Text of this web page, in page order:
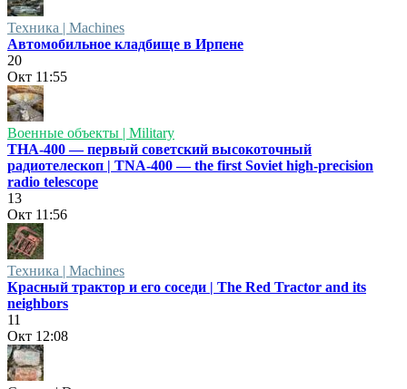
Техника | Machines
Автомобильное кладбище в Ирпене
20
Окт 11:55
Военные объекты | Military
ТНА-400 — первый советский высокоточный
радиотелескоп | TNA-400 — the first Soviet high-precision
radio telescope
13
Окт 11:56
Техника | Machines
Красный трактор и его соседи | The Red Tractor and its
neighbors
11
Окт 12:08